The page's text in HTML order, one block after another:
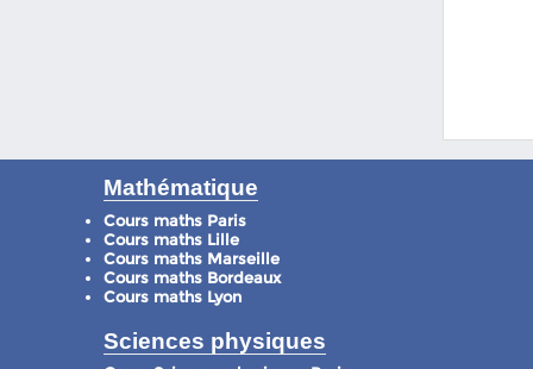
Mathématique
Cours maths Paris
Cours maths Lille
Cours maths Marseille
Cours maths Bordeaux
Cours maths Lyon
Sciences physiques